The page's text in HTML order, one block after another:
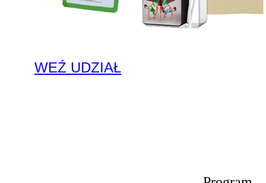
WEŹ UDZIAŁ